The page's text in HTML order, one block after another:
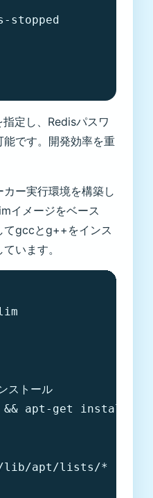
stopped
定し、Redisパスワ
です。開発効率を重
ー実行環境を構築し
イメージをベース
てgccとg++をインス
います。
ストール
&& apt-get install -
apt/lists/*